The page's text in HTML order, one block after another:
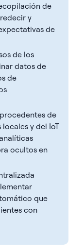
de
y
de
de los
datos de
de
de
y del IoT
ocultos en
que
con